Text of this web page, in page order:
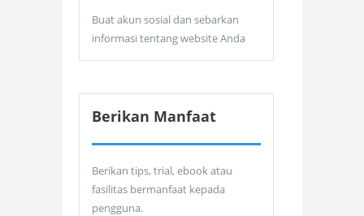
Buat akun sosial dan sebarkan
informasi tentang website Anda
Berikan Manfaat
Berikan tips, trial, ebook atau
fasilitas bermanfaat kepada
pengguna.